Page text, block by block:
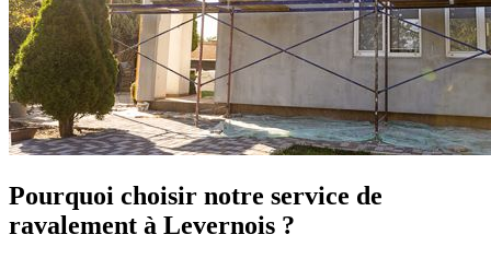
Pourquoi choisir notre service de
ravalement à Levernois ?